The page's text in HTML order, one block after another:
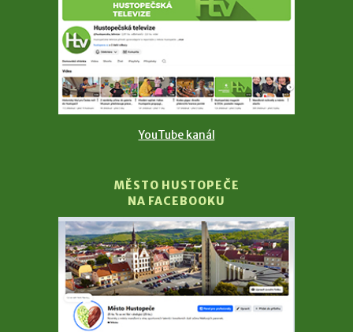
YouTube kanál
MĚSTO HUSTOPEČE
NA FACEBOOKU